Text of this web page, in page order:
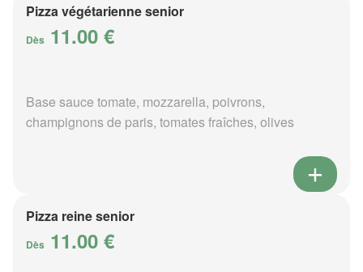
Pizza végétarienne senior
Dès 11.00 €
Base sauce tomate, mozzarella, poivrons,
champignons de paris, tomates fraîches, olives
Pizza reine senior
Dès 11.00 €